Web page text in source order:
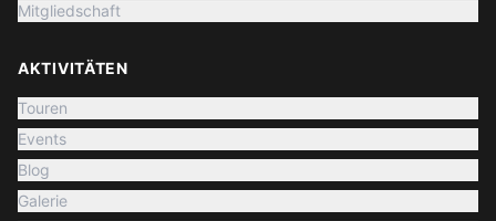
Mitgliedschaft
AKTIVITÄTEN
Touren
Events
Blog
Galerie